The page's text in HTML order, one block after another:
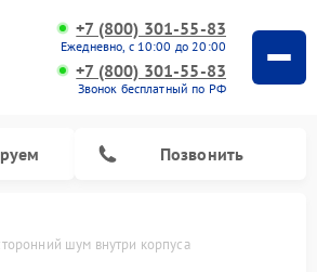
+7 (800) 301-55-83
Ежедневно, с 10:00 до 20:00
+7 (800) 301-55-83
Звонок бесплатный по РФ
Позвонить
шум внутри корпуса